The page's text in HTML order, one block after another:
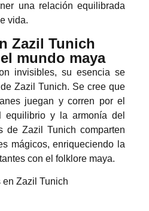
una relación equilibrada
vida.
Zazil Tunich
mundo maya
invisibles, su esencia se
Zazil Tunich. Se cree que
juegan y corren por el
equilibrio y la armonía del
de Zazil Tunich comparten
mágicos, enriqueciendo la
con el folklore maya.